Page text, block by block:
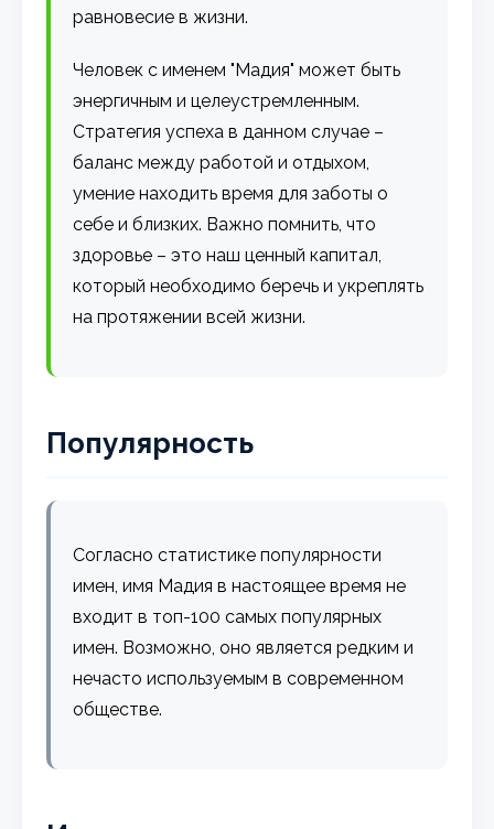
равновесие в жизни.
Человек с именем "Мадия" может быть
энергичным и целеустремленным.
Стратегия успеха в данном случае –
баланс между работой и отдыхом,
умение находить время для заботы о
себе и близких. Важно помнить, что
здоровье – это наш ценный капитал,
который необходимо беречь и укреплять
на протяжении всей жизни.
Популярность
Согласно статистике популярности
имен, имя Мадия в настоящее время не
входит в топ-100 самых популярных
имен. Возможно, оно является редким и
нечасто используемым в современном
обществе.